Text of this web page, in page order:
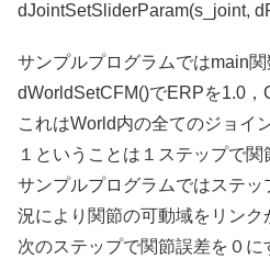
dJointSetSliderParam(s_joint,
サンプルプログラムではmain
dWorldSetCFM()でERPを1.0，
これはWorld内の全てのジョイ
１ということは１ステップで
サンプルプログラムではステ
況により関節の可動域をリンク
次のステップで関節誤差を０